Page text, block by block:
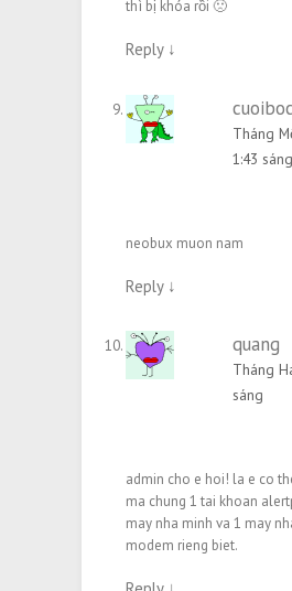
thì bị khóa rồi 🙁
Reply ↓
Tháng
1:43 sáng
neobux muon nam
Reply ↓
quang
Tháng
sáng
admin cho e hoi! la e co
ma chung 1 tai khoan
may nha minh va 1 may
modem rieng biet.